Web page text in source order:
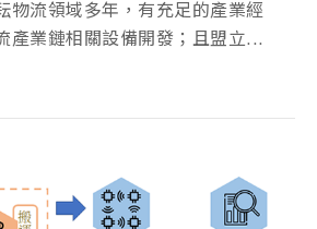
物流領域多年，有充足的產業經
產業鏈相關設備開發；且盟立...